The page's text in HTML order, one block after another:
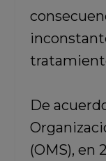
De
(OMS), en